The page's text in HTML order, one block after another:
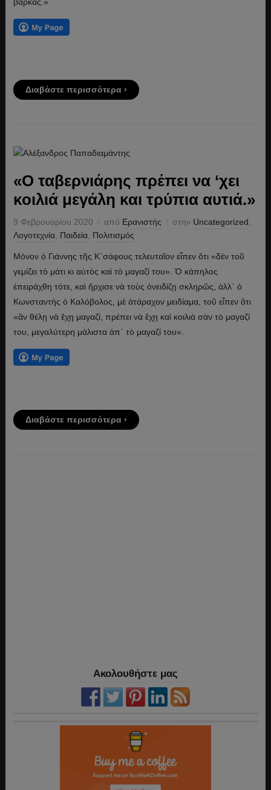
Διαβάστε περισσότερα ›
«Ο ταβερνιάρης πρέπει να ‘χει
κοιλιά μεγάλη και τρύπια αυτιά.»
9 Φεβρουαρίου 2020 από Ερανιστής στην Uncategorized
Λογοτεχνία, Παιδεία, Πολιτισμός
Μόνον ὁ Γιάννης τῆς Κ᾽σάφους τελευταῖον εἶπεν ὅτι «δὲν τοῦ
γεμίζει τὸ μάτι κι αὐτὸς καὶ τὸ μαγαζί του». Ὁ κάπηλος
ἐπειράχθη τότε, καὶ ἤρχισε νὰ τοὺς ὀνειδίζῃ σκληρῶς, ἀλλ᾽ ὁ
Κωνσταντὴς ὁ Καλόβολος, μὲ ἀτάραχον μειδίαμα, τοῦ εἶπεν ὅτι
«ἂν θέλῃ νὰ ἔχῃ μαγαζί, πρέπει νὰ ἔχῃ καὶ κοιλιὰ σὰν τὸ μαγαζί
του, μεγαλύτερη μάλιστα ἀπ᾽ τὸ μαγαζί του».
Διαβάστε περισσότερα ›
Ακολουθήστε μας